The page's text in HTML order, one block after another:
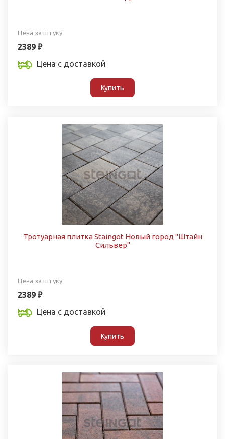
Цена за штуку
2389 ₽
Цена с доставкой
Купить
Тротуарная плитка Staingot Новый город "Штайн
Сильвер"
Цена за штуку
2389 ₽
Цена с доставкой
Купить